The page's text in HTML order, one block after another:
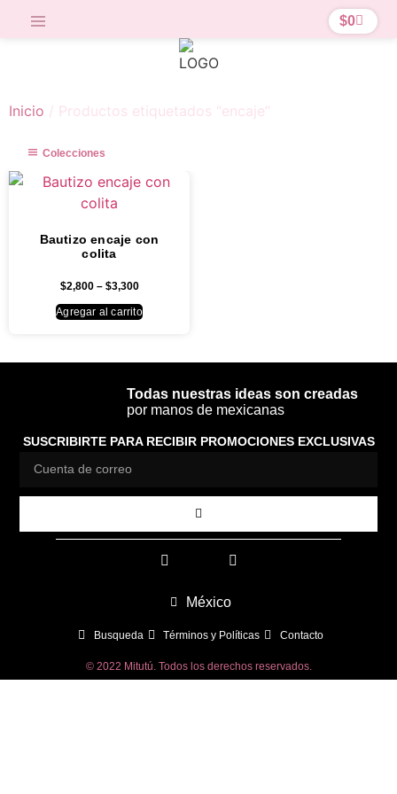
$0
Inicio / Productos etiquetados “encaje”
Colecciones
Bautizo encaje con
colita
$2,800 – $3,300
Agregar al carrito
Todas nuestras ideas son creadas
por manos de mexicanas
SUSCRIBIRTE PARA RECIBIR PROMOCIONES EXCLUSIVAS
México
Busqueda Términos y Políticas Contacto
© 2022 Mitutú. Todos los derechos reservados.